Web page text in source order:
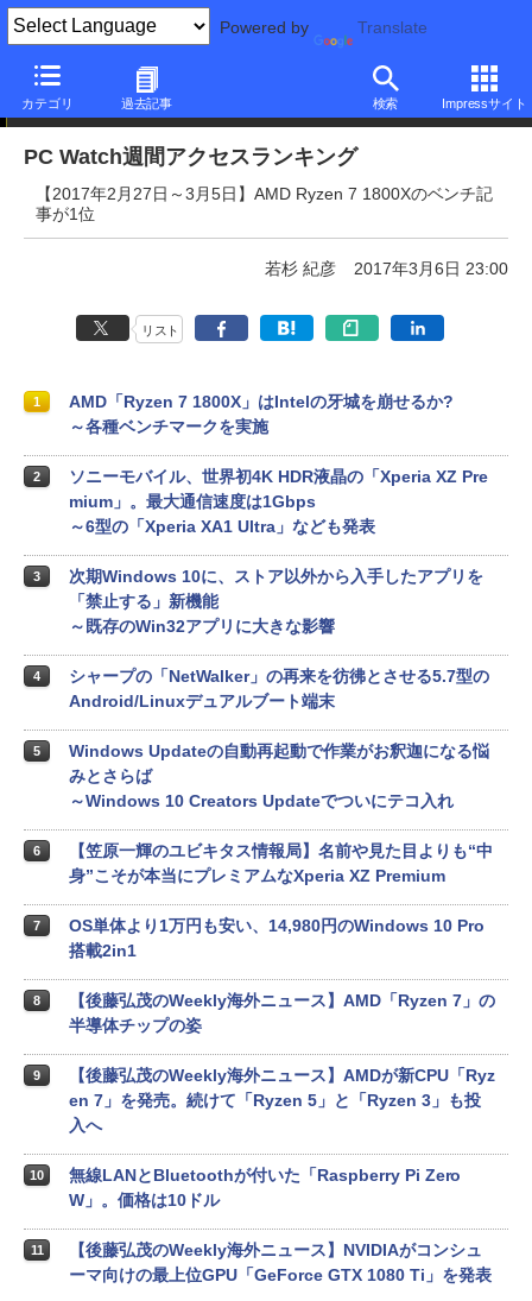
Powered by Translate
カテゴリ 過去記事 検索 Impressサイト
PC Watch週間アクセスランキング
PC Watch週間アクセスランキング
【2017年2月27日～3月5日】AMD Ryzen 7 1800Xのベンチ記
事が1位
若杉 紀彦 2017年3月6日 23:00
リスト
1
AMD「Ryzen 7 1800X」はIntelの牙城を崩せるか?
～各種ベンチマークを実施
2
ソニーモバイル、世界初4K HDR液晶の「Xperia XZ Pre
mium」。最大通信速度は1Gbps
～6型の「Xperia XA1 Ultra」なども発表
3
次期Windows 10に、ストア以外から入手したアプリを
「禁止する」新機能
～既存のWin32アプリに大きな影響
4
シャープの「NetWalker」の再来を彷彿とさせる5.7型の
Android/Linuxデュアルブート端末
5
Windows Updateの自動再起動で作業がお釈迦になる悩
みとさらば
～Windows 10 Creators Updateでついにテコ入れ
6
【笠原一輝のユビキタス情報局】名前や見た目よりも“中
身”こそが本当にプレミアムなXperia XZ Premium
7
OS単体より1万円も安い、14,980円のWindows 10 Pro
搭載2in1
8
【後藤弘茂のWeekly海外ニュース】AMD「Ryzen 7」の
半導体チップの姿
9
【後藤弘茂のWeekly海外ニュース】AMDが新CPU「Ryz
en 7」を発売。続けて「Ryzen 5」と「Ryzen 3」も投
入へ
10
無線LANとBluetoothが付いた「Raspberry Pi Zero
W」。価格は10ドル
11
【後藤弘茂のWeekly海外ニュース】NVIDIAがコンシュ
ーマ向けの最上位GPU「GeForce GTX 1080 Ti」を発表